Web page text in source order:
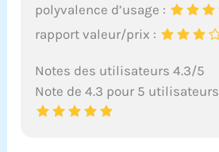
polyvalence d’usage :
rapport valeur/prix :
Notes des utilisateurs 4.3/5
Note de 4.3 pour 5 utilisateurs